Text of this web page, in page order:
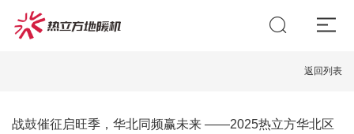
返回列表
战鼓催征启旺季，华北同频赢未来 ——2025热立方华北区